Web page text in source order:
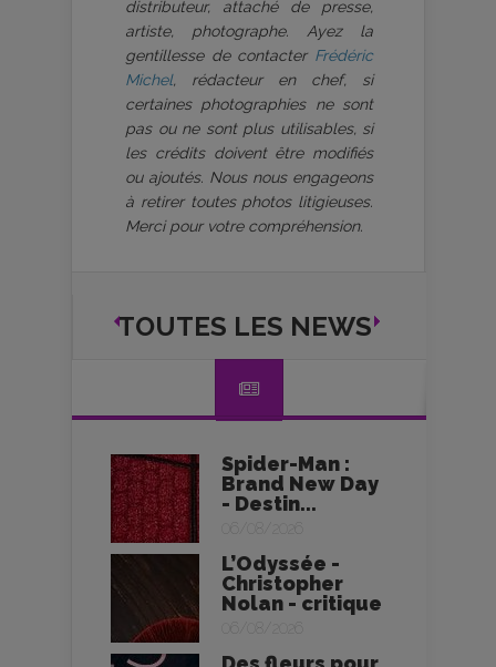
distributeur, attaché de presse,
artiste, photographe. Ayez la
gentillesse de contacter Frédéric
Michel, rédacteur en chef, si
certaines photographies ne sont
pas ou ne sont plus utilisables, si
les crédits doivent être modifiés
ou ajoutés. Nous nous engageons
à retirer toutes photos litigieuses.
Merci pour votre compréhension.
TOUTES LES NEWS
Spider-Man :
Brand New Day
- Destin...
06/08/2026
L’Odyssée -
Christopher
Nolan - critique
06/08/2026